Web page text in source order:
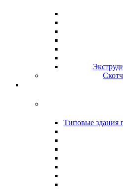
Типовые здания